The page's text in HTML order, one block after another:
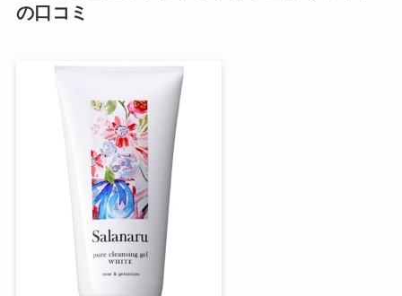
の口コミ